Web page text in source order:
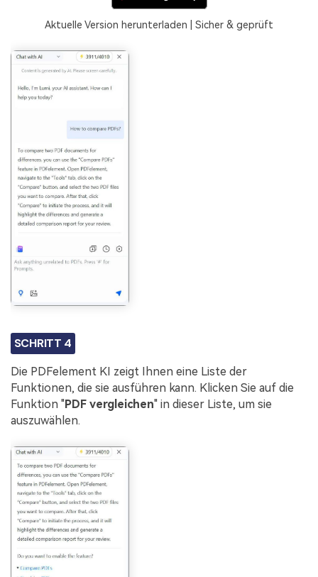
Aktuelle Version herunterladen | Sicher & geprüft
SCHRITT 4
Die PDFelement KI zeigt Ihnen eine Liste der
Funktionen, die sie ausführen kann. Klicken Sie auf die
Funktion "PDF vergleichen" in dieser Liste, um sie
auszuwählen.